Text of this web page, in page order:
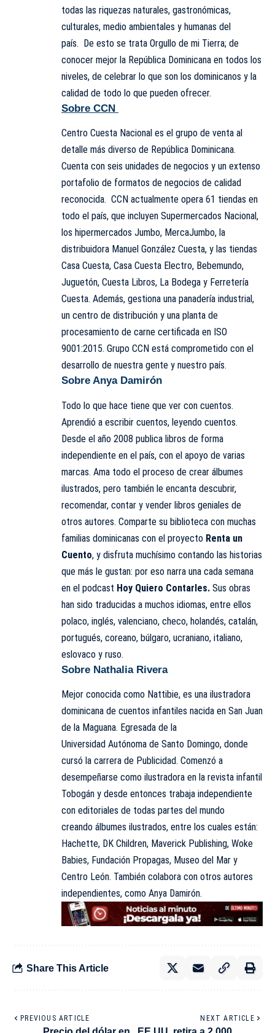
todas las riquezas naturales, gastronómicas,
culturales, medio ambientales y humanas del
país. De esto se trata Orgullo de mi Tierra; de
conocer mejor la República Dominicana en todos los
niveles, de celebrar lo que son los dominicanos y la
calidad de todo lo que pueden ofrecer.
Sobre CCN
Centro Cuesta Nacional es el grupo de venta al
detalle más diverso de República Dominicana.
Cuenta con seis unidades de negocios y un extenso
portafolio de formatos de negocios de calidad
reconocida. CCN actualmente opera 61 tiendas en
todo el país, que incluyen Supermercados Nacional,
los hipermercados Jumbo, MercaJumbo, la
distribuidora Manuel González Cuesta, y las tiendas
Casa Cuesta, Casa Cuesta Electro, Bebemundo,
Juguetón, Cuesta Libros, La Bodega y Ferretería
Cuesta. Además, gestiona una panadería industrial,
un centro de distribución y una planta de
procesamiento de carne certificada en ISO
9001:2015. Grupo CCN está comprometido con el
desarrollo de nuestra gente y nuestro país.
Sobre Anya Damirón
Todo lo que hace tiene que ver con cuentos.
Aprendió a escribir cuentos, leyendo cuentos.
Desde el año 2008 publica libros de forma
independiente en el país, con el apoyo de varias
marcas. Ama todo el proceso de crear álbumes
ilustrados, pero también le encanta descubrir,
recomendar, contar y vender libros geniales de
otros autores. Comparte su biblioteca con muchas
familias dominicanas con el proyecto Renta un
Cuento, y disfruta muchísimo contando las historias
que más le gustan: por eso narra una cada semana
en el podcast Hoy Quiero Contarles. Sus obras
han sido traducidas a muchos idiomas, entre ellos
polaco, inglés, valenciano, checo, holandés, catalán,
portugués, coreano, búlgaro, ucraniano, italiano,
eslovaco y ruso.
Sobre Nathalia Rivera
Mejor conocida como Nattibie, es una ilustradora
dominicana de cuentos infantiles nacida en San Juan
de la Maguana. Egresada de la
Universidad Autónoma de Santo Domingo, donde
cursó la carrera de Publicidad. Comenzó a
desempeñarse como ilustradora en la revista infantil
Tobogán y desde entonces trabaja independiente
con editoriales de todas partes del mundo
creando álbumes ilustrados, entre los cuales están:
Hachette, DK Children, Maverick Publishing, Woke
Babies, Fundación Propagas, Museo del Mar y
Centro León. También colabora con otros autores
independientes, como Anya Damirón.
Share This Article
PREVIOUS ARTICLE NEXT ARTICLE